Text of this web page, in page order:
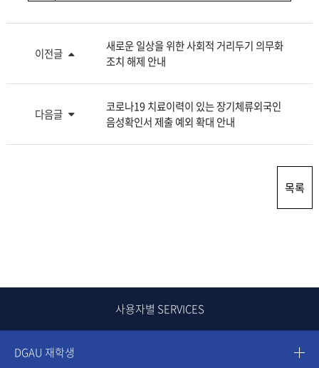
이전글
새로운 일상을 위한 사회적 거리두기 의무화
조치 해제 안내
다음글
코로나19 치료이력이 있는 장기체류외국인
음성확인서 제출 예외 확대 안내
목록
사용자별 SERVICES
DGAU 재학생